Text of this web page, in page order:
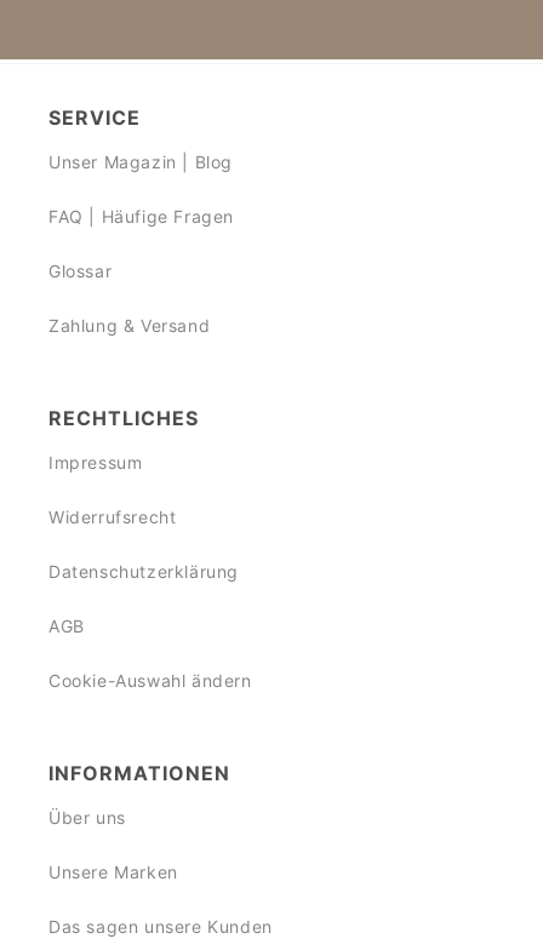
SERVICE
Unser Magazin | Blog
FAQ | Häufige Fragen
Glossar
Zahlung & Versand
RECHTLICHES
Impressum
Widerrufsrecht
Datenschutzerklärung
AGB
Cookie-Auswahl ändern
INFORMATIONEN
Über uns
Unsere Marken
Das sagen unsere Kunden